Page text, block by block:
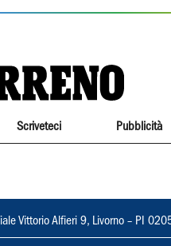
Scriveteci Pubblicità
Vittorio Alfieri 9, Livorno – PI